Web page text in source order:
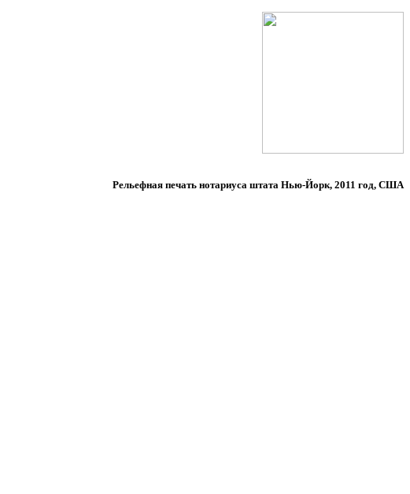
Рельефная печать нотариуса штата Нью-Йорк, 2011 год, США